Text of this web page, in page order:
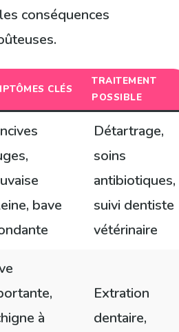
conséquences
CLÉS
TRAITEMENT
POSSIBLE
bave
Détartrage,
soins
antibiotiques,
suivi dentiste
vétérinaire
à
Extration
dentaire,